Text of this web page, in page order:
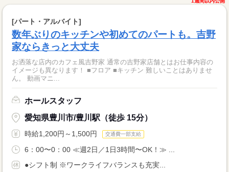
[パート・アルバイト]
数年ぶりのキッチンや初めてのパートも。吉野
家ならきっと大丈夫
お洒落な店内のカフェ風吉野家 通常の吉野家店舗とはお仕事内容の
イメージも異なります！ ■フロア ■キッチン 難しいことはありませ
ん。 動画マニ...
ホールスタッフ
愛知県豊川市/豊川駅（徒歩 15分）
時給1,200円～1,500円 交通費一部支給
6：00〜0：00 ≪週2日／1日3時間〜OK！≫ ...
●シフト制 ※ワークライフバランスも充実...